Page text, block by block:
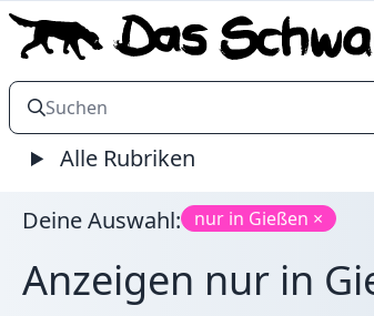
Alle Rubriken
Deine Auswahl: nur in Gießen ×
Anzeigen nur in